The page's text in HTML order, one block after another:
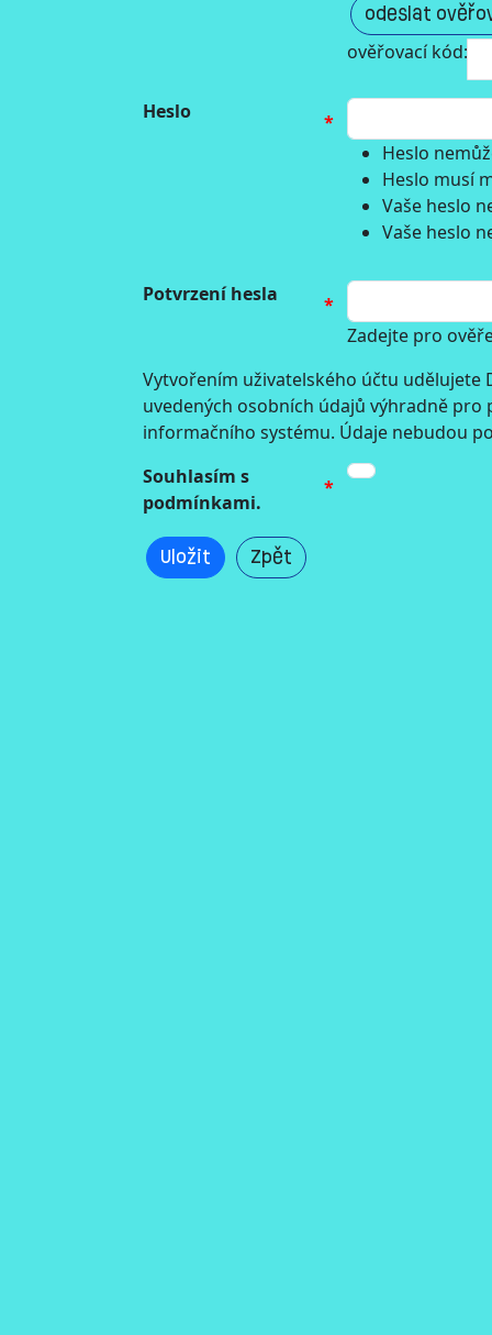
odeslat
ověřovací kód:
Heslo
Heslo
Heslo musí
Vaše heslo
Vaše heslo
Potvrzení hesla
Zadejte pro
Vytvořením uživatelského účtu udělujete
uvedených osobních údajů výhradně
informačního systému. Údaje nebudou
Souhlasím s
podmínkami.
Uložit Zpět